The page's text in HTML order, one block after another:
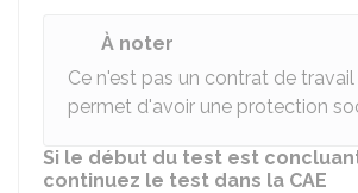
À noter
Ce n'est pas un contrat de
permet d'avoir une protection
Si le début du test est
continuez le test dans la CAE